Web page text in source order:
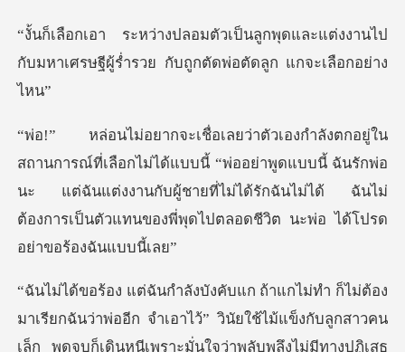
พุดและแต่งงานไป
กับมหาเศรษฐีผู้ร่ำรวย
ี้ “พ่ออย่าพูดแบบนี้ ฉันรักพ่อ
นะ แต่ฉันแต่งงานกับผู้ชายที่ไม่ได้รักฉันไม่ได้ ฉ
รียกฉันว่าพ่ออีก จำเอาไว้” วินัยใช้ไม้แข็งกับลูกสาวคน
เล็ก พู